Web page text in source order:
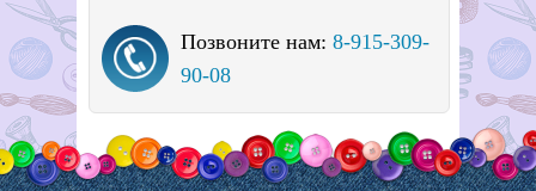
Позвоните нам: 8-915-309-
90-08